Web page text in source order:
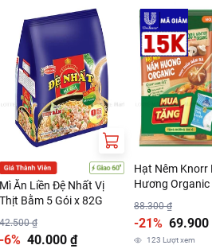
Mì Ăn Liền Đệ Nhất Vị
Thịt Bằm 5 Gói x 82G
42.500 ₫
-6% 40.000 ₫
Hạt Nêm Knorr
Hương Organic
88.300 ₫
-21% 69.900
123 Lượt xem